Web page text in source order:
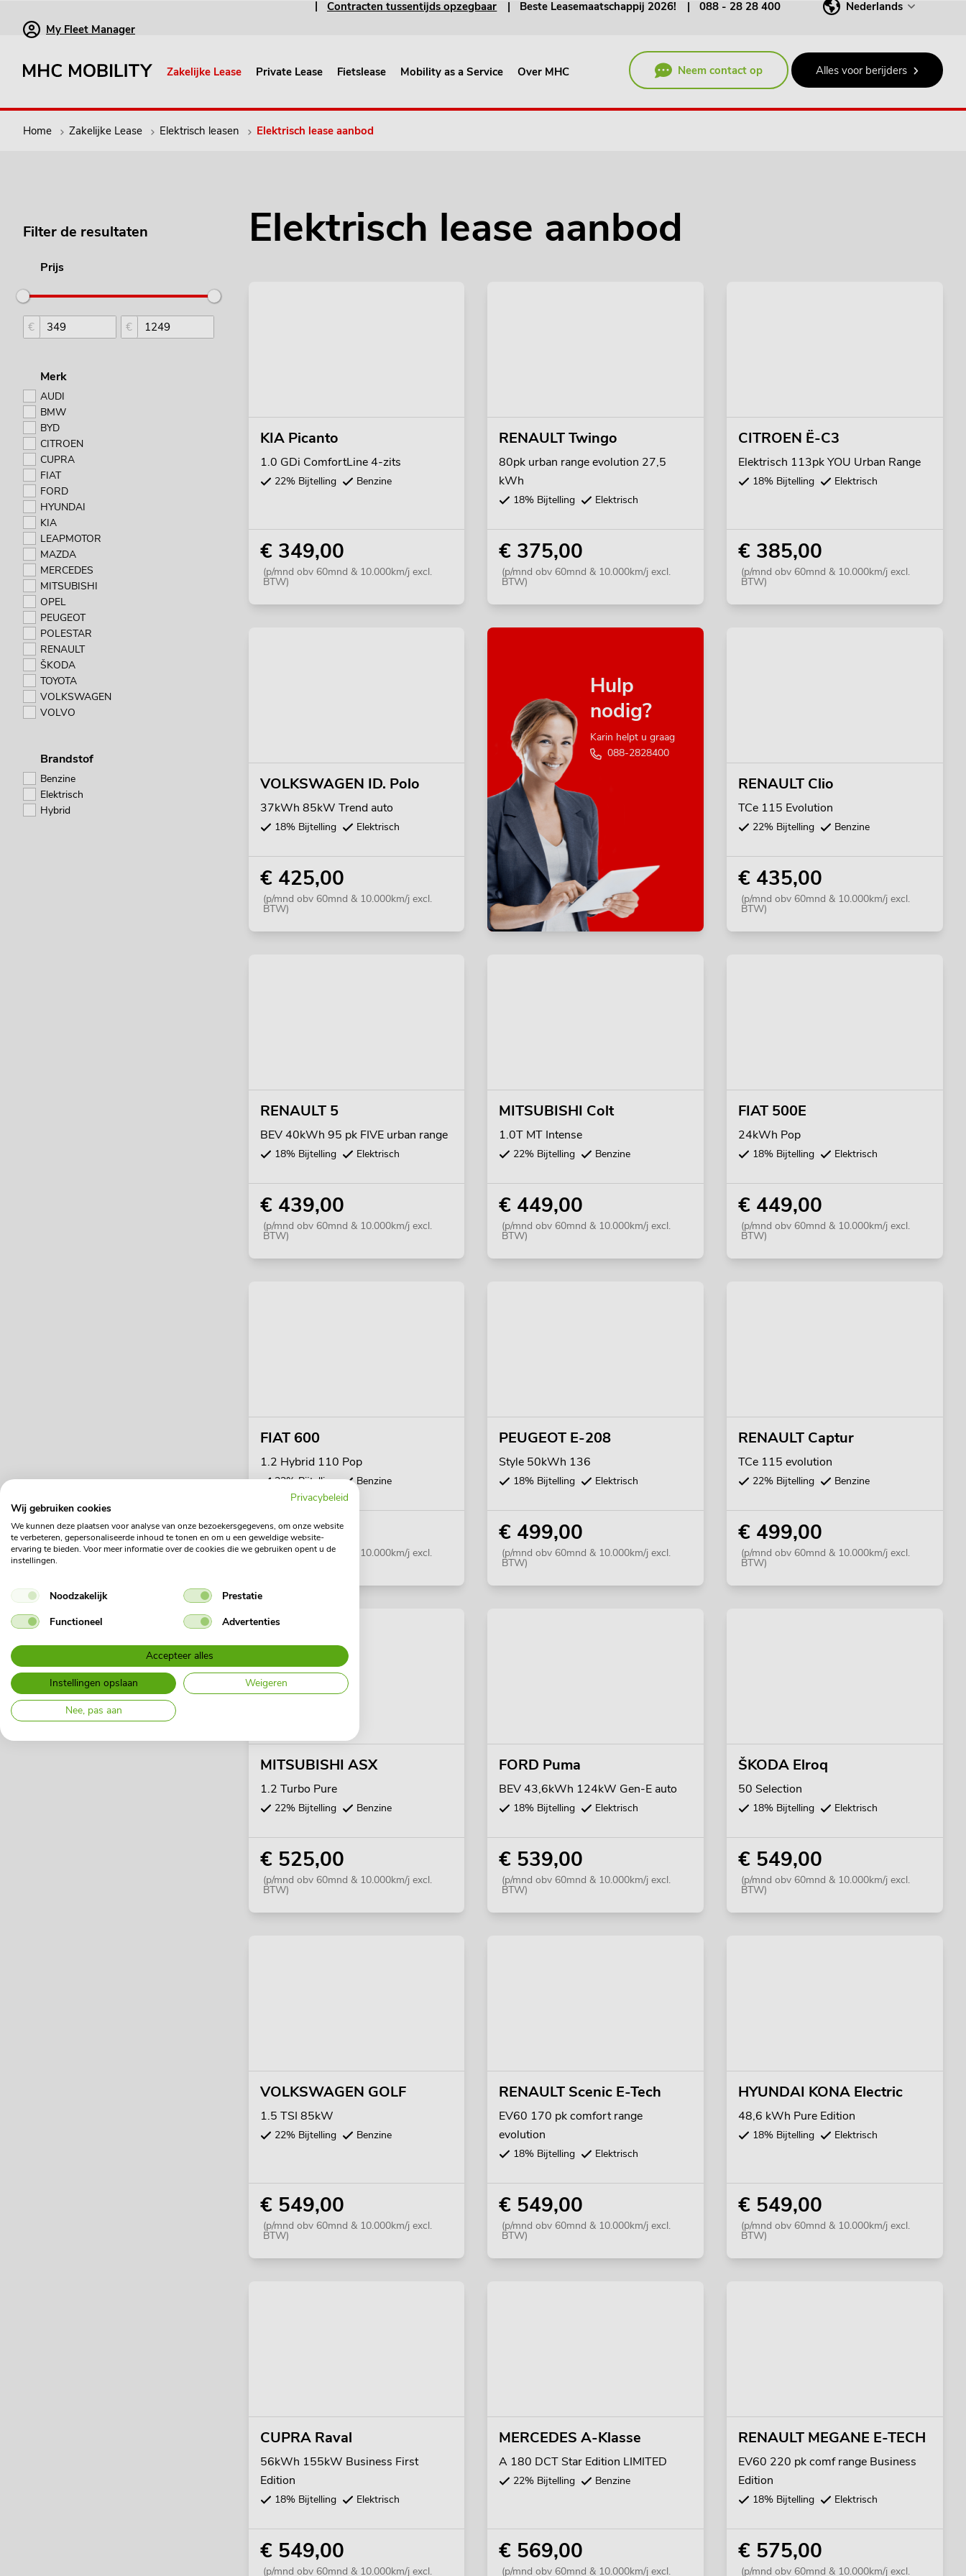
Contracten tussentijds opzegbaar Beste Leasemaatschappij 2026! 088 - 28 28 400
Nederlands
My Fleet Manager
Zakelijke Lease Private Lease Fietslease Mobility as a Service Over MHC Neem contact op Alles voor berijders
Home Zakelijke Lease Elektrisch leasen Elektrisch lease aanbod
Filter de resultaten
Prijs
€ €
Merk
AUDI
BMW
BYD
CITROEN
CUPRA
FIAT
FORD
HYUNDAI
KIA
LEAPMOTOR
MAZDA
MERCEDES
MITSUBISHI
OPEL
PEUGEOT
POLESTAR
RENAULT
ŠKODA
TOYOTA
VOLKSWAGEN
VOLVO
Brandstof
Benzine
Elektrisch
Hybrid
Elektrisch lease aanbod
KIA Picanto
1.0 GDi ComfortLine 4-zits
22% Bijtelling Benzine
€ 349,00
(p/mnd obv 60mnd & 10.000km/j excl.
BTW)
RENAULT Twingo
80pk urban range evolution 27,5
kWh
18% Bijtelling Elektrisch
€ 375,00
(p/mnd obv 60mnd & 10.000km/j excl.
BTW)
CITROEN Ë-C3
Elektrisch 113pk YOU Urban Range
18% Bijtelling Elektrisch
€ 385,00
(p/mnd obv 60mnd & 10.000km/j excl.
BTW)
VOLKSWAGEN ID. Polo
37kWh 85kW Trend auto
18% Bijtelling Elektrisch
€ 425,00
(p/mnd obv 60mnd & 10.000km/j excl.
BTW)
Hulp
nodig?
Karin helpt u graag
088-2828400
RENAULT Clio
TCe 115 Evolution
22% Bijtelling Benzine
€ 435,00
(p/mnd obv 60mnd & 10.000km/j excl.
BTW)
RENAULT 5
BEV 40kWh 95 pk FIVE urban range
18% Bijtelling Elektrisch
€ 439,00
(p/mnd obv 60mnd & 10.000km/j excl.
BTW)
MITSUBISHI Colt
1.0T MT Intense
22% Bijtelling Benzine
€ 449,00
(p/mnd obv 60mnd & 10.000km/j excl.
BTW)
FIAT 500E
24kWh Pop
18% Bijtelling Elektrisch
€ 449,00
(p/mnd obv 60mnd & 10.000km/j excl.
BTW)
FIAT 600
1.2 Hybrid 110 Pop
22% Bijtelling Benzine
€ 485,00
(p/mnd obv 60mnd & 10.000km/j excl.
PEUGEOT E-208
Style 50kWh 136
18% Bijtelling Elektrisch
€ 499,00
(p/mnd obv 60mnd & 10.000km/j excl.
BTW)
RENAULT Captur
TCe 115 evolution
22% Bijtelling Benzine
€ 499,00
(p/mnd obv 60mnd & 10.000km/j excl.
BTW)
MITSUBISHI ASX
1.2 Turbo Pure
22% Bijtelling Benzine
€ 525,00
(p/mnd obv 60mnd & 10.000km/j excl.
BTW)
FORD Puma
BEV 43,6kWh 124kW Gen-E auto
18% Bijtelling Elektrisch
€ 539,00
(p/mnd obv 60mnd & 10.000km/j excl.
BTW)
ŠKODA Elroq
50 Selection
18% Bijtelling Elektrisch
€ 549,00
(p/mnd obv 60mnd & 10.000km/j excl.
BTW)
VOLKSWAGEN GOLF
1.5 TSI 85kW
22% Bijtelling Benzine
€ 549,00
(p/mnd obv 60mnd & 10.000km/j excl.
BTW)
RENAULT Scenic E-Tech
EV60 170 pk comfort range
evolution
18% Bijtelling Elektrisch
€ 549,00
(p/mnd obv 60mnd & 10.000km/j excl.
BTW)
HYUNDAI KONA Electric
48,6 kWh Pure Edition
18% Bijtelling Elektrisch
€ 549,00
(p/mnd obv 60mnd & 10.000km/j excl.
BTW)
CUPRA Raval
56kWh 155kW Business First
Edition
18% Bijtelling Elektrisch
€ 549,00
(p/mnd obv 60mnd & 10.000km/j excl.
MERCEDES A-Klasse
A 180 DCT Star Edition LIMITED
22% Bijtelling Benzine
€ 569,00
(p/mnd obv 60mnd & 10.000km/j excl.
RENAULT MEGANE E-TECH
EV60 220 pk comf range Business
Edition
18% Bijtelling Elektrisch
€ 575,00
(p/mnd obv 60mnd & 10.000km/j excl.
Privacybeleid
Wij gebruiken cookies
We kunnen deze plaatsen voor analyse van onze bezoekersgegevens, om onze website
te verbeteren, gepersonaliseerde inhoud te tonen en om u een geweldige website-
ervaring te bieden. Voor meer informatie over de cookies die we gebruiken opent u de
instellingen.
Noodzakelijk
Prestatie
Functioneel
Advertenties
Accepteer alles
Instellingen opslaan
Weigeren
Nee, pas aan